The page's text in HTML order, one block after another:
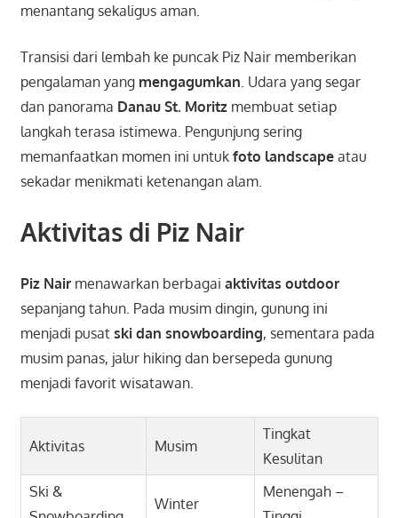
menantang sekaligus aman.
Transisi dari lembah ke puncak Piz Nair memberikan
pengalaman yang mengagumkan . Udara yang segar
dan panorama Danau St. Moritzmembuat setiap
langkah terasa istimewa. Pengunjung sering
memanfaatkan momen ini untuk foto landscapeatau
sekadar menikmati ketenangan alam.
Aktivitas di Piz Nair
Piz Nairmenawarkan berbagai aktivitas outdoor
sepanjang tahun. Pada musim dingin, gunung ini
menjadi pusat ski dan snowboarding, sementara pada
musim panas, jalur hiking dan bersepeda gunung
menjadi favorit wisatawan.
Aktivitas Musim
Tingkat
Kesulitan
Ski &
Winter
Menengah –